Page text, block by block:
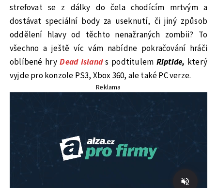
strefovat se z dálky do čela chodícím mrtvým a
dostávat speciální body za useknutí, či jiný způsob
oddělení hlavy od těchto nenažraných zombii? To
všechno a ještě víc vám nabídne pokračování hráči
oblíbené hryDead Islands podtitulem Riptide, který
vyjde pro konzole PS3, Xbox 360, ale také PC verze.
Reklama